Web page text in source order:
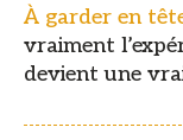
À garder en
vraiment
devient une